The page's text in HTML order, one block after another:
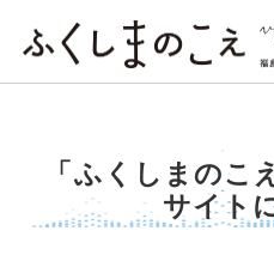
「ふくしまのこえ」とは？ この
サイト